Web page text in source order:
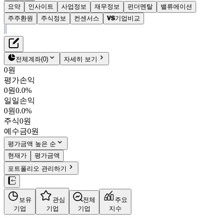
요약 인사이트 사업정보 재무정보 펀더멘탈
밸류에이션
주주환원
주식정보 컨센서스 기업비교
대한유화
93,700원
006650
KOSPI
시가총액
PBR0.32
PER7.32
fPER 7.82
배당수익률1.39%
자사주비율4.98%
결산월12월
4분기누적
10년
주재무제표
재무정보
펀더멘탈
밸류에이션
주주환원
컨센서스
주식정보
전체계좌(0) 자세히 보기
0원
평가손익
0원0.0%
일일손익
0원0.0%
주식0원
예수금0원
평가금액 높은 순
현재가
평가금액
포트폴리오 관리하기
보유
기업
관심
기업
전체
기업
주요
지수